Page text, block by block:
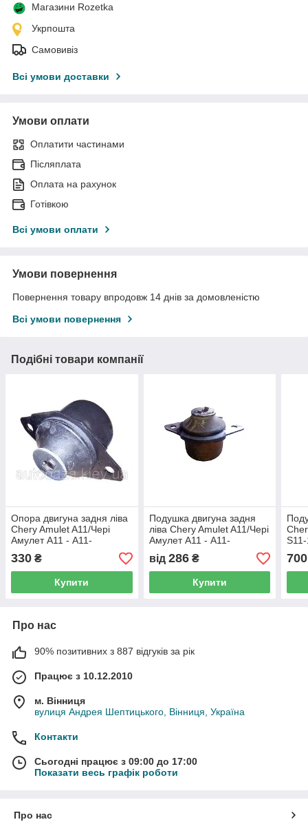
Магазини Rozetka
Укрпошта
Самовивіз
Всі умови доставки
Умови оплати
Оплатити частинами
Післяплата
Оплата на рахунок
Готівкою
Всі умови оплати
Умови повернення
Повернення товару впродовж 14 днів за домовленістю
Всі умови повернення
Подібні товари компанії
Опора двигуна задня ліва
Chery Amulet A11/Чері
Амулет А11 - A11-
1001110DA
330 ₴
Купити
Подушка двигуна задня
ліва Chery Amulet A11/Чері
Амулет А11 - A11-
1001110DA, (з розбірки)
від 286₴
Купити
700
Про нас
90% позитивних з 887 відгуків за рік
Працює з 10.12.2010
м. Вінниця
вулиця Андрея Шептицького, Вінниця, Україна
Контакти
Сьогодні працює з 09:00 до 17:00
Показати весь графік роботи
Про нас